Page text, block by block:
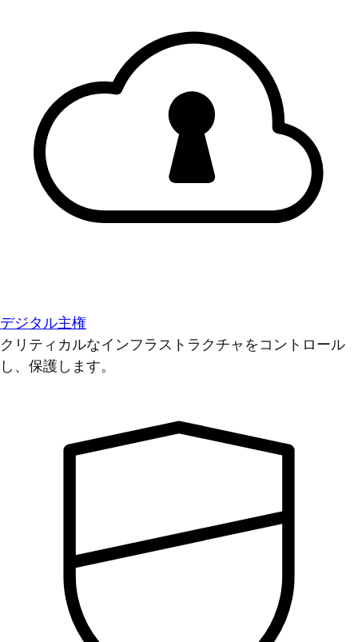
デジタル主権
クリティカルなインフラストラクチャをコントロール
し、保護します。